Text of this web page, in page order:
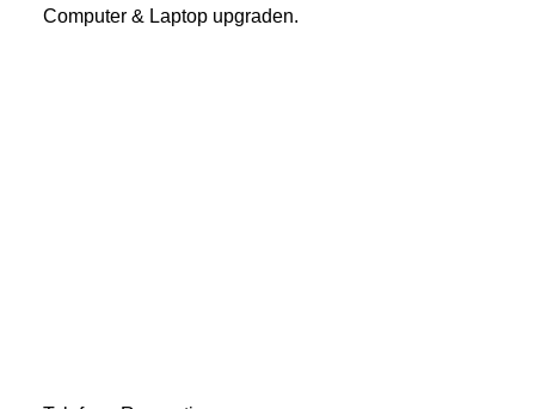
Computer & Laptop upgraden.